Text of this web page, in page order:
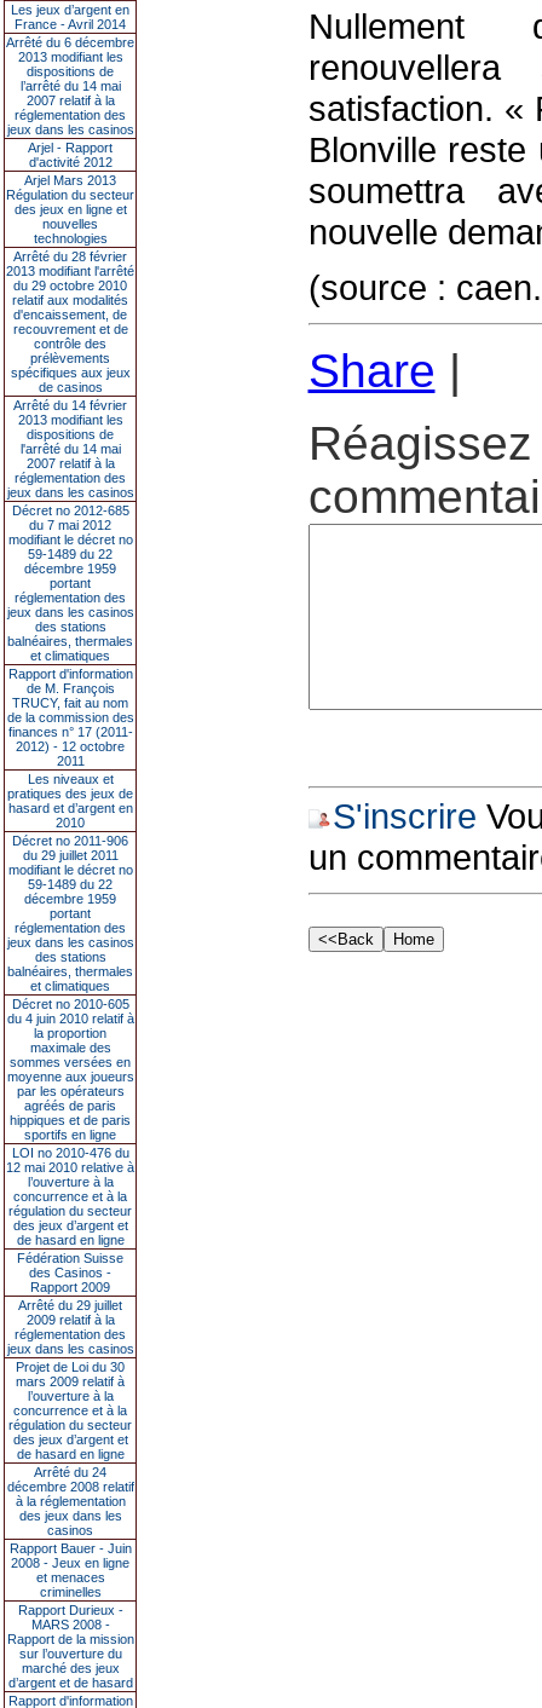
Les jeux d’argent en
France - Avril 2014
Arrêté du 6 décembre
2013 modifiant les
dispositions de
l’arrêté du 14 mai
2007 relatif à la
réglementation des
jeux dans les casinos
Arjel - Rapport
d'activité 2012
Arjel Mars 2013
Régulation du secteur
des jeux en ligne et
nouvelles
technologies
Arrêté du 28 février
2013 modifiant l'arrêté
du 29 octobre 2010
relatif aux modalités
d'encaissement, de
recouvrement et de
contrôle des
prélèvements
spécifiques aux jeux
de casinos
Arrêté du 14 février
2013 modifiant les
dispositions de
l'arrêté du 14 mai
2007 relatif à la
réglementation des
jeux dans les casinos
Décret no 2012-685
du 7 mai 2012
modifiant le décret no
59-1489 du 22
décembre 1959
portant
réglementation des
jeux dans les casinos
des stations
balnéaires, thermales
et climatiques
Rapport d'information
de M. François
TRUCY, fait au nom
de la commission des
finances n° 17 (2011-
2012) - 12 octobre
2011
Les niveaux et
pratiques des jeux de
hasard et d’argent en
2010
Décret no 2011-906
du 29 juillet 2011
modifiant le décret no
59-1489 du 22
décembre 1959
portant
réglementation des
jeux dans les casinos
des stations
balnéaires, thermales
et climatiques
Décret no 2010-605
du 4 juin 2010 relatif à
la proportion
maximale des
sommes versées en
moyenne aux joueurs
par les opérateurs
agréés de paris
hippiques et de paris
sportifs en ligne
LOI no 2010-476 du
12 mai 2010 relative à
l’ouverture à la
concurrence et à la
régulation du secteur
des jeux d’argent et
de hasard en ligne
Fédération Suisse
des Casinos -
Rapport 2009
Arrêté du 29 juillet
2009 relatif à la
réglementation des
jeux dans les casinos
Projet de Loi du 30
mars 2009 relatif à
l’ouverture à la
concurrence et à la
régulation du secteur
des jeux d’argent et
de hasard en ligne
Arrêté du 24
décembre 2008 relatif
à la réglementation
des jeux dans les
casinos
Rapport Bauer - Juin
2008 - Jeux en ligne
et menaces
criminelles
Rapport Durieux -
MARS 2008 -
Rapport de la mission
sur l’ouverture du
marché des jeux
d’argent et de hasard
Rapport d'information
Nullement
satisfaction. «
Blonville
soumettra
nouvelle
(source :
Share |
S'inscrire
un